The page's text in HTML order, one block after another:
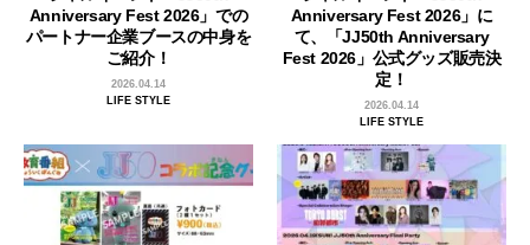
Anniversary Fest 2026」での
パートナー企業ブースの中身を
ご紹介！
2026.04.14
LIFE STYLE
Anniversary Fest 2026」に
て、「JJ50th Anniversary
Fest 2026」公式グッズ販売決
定！
2026.04.14
LIFE STYLE